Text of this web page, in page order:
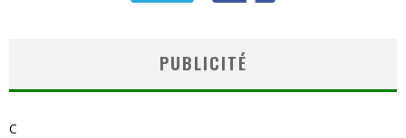
PUBLICITÉ
C